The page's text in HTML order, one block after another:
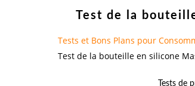
Test de la
Tests et Bons Plans pour
Test de la bouteille en silicone
Tests de